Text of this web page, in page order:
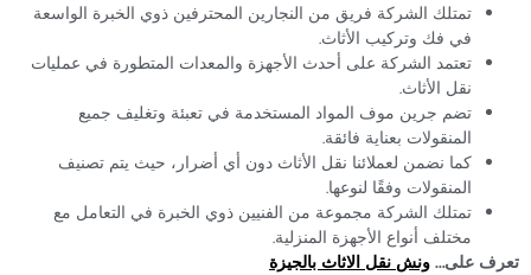
تمتلك الشركة فريق من النجارين المحترفين ذوي الخبرة الواسعة
في فك وتركيب الأثاث.
تعتمد الشركة على أحدث الأجهزة والمعدات المتطورة في عمليات
نقل الأثاث.
تضم جرين موف المواد المستخدمة في تعبئة وتغليف جميع
المنقولات بعناية فائقة.
كما نضمن لعملائنا نقل الأثاث دون أي أضرار، حيث يتم تصنيف
المنقولات وفقًا لنوعها.
تمتلك الشركة مجموعة من الفنيين ذوي الخبرة في التعامل مع
مختلف أنواع الأجهزة المنزلية.
على…ونش نقل الاثاث بالجيزة